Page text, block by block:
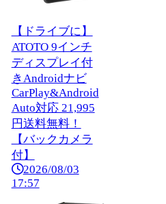
【ドライブに】
ATOTO 9インチ
ディスプレイ付
きAndroidナビ
CarPlay&Android
Auto対応 21,995
円送料無料！
【バックカメラ
付】
2026/08/03
17:57